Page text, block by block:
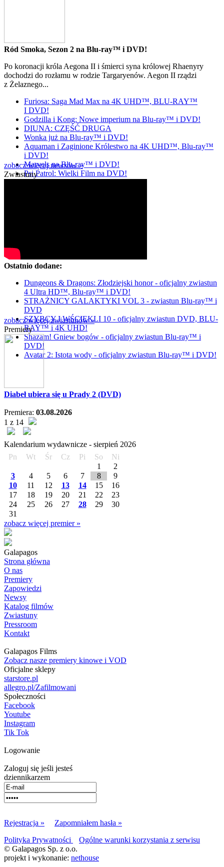
Ród Smoka, Sezon 2 na Blu-ray™ i DVD!
Po koronacji króla Aegona II i śmierci syna królowej Rhaenyry
dochodzi do rozłamu w rodzie Targaryenów. Aegon II rządzi
z Żelaznego...
Furiosa: Saga Mad Max na 4K UHD™, BLU-RAY™
I DVD!
Godzilla i Kong: Nowe imperium na Blu-ray™ i DVD!
DIUNA: CZĘŚĆ DRUGA
Wonka już na Blu-ray™ i DVD!
Aquaman i Zaginione Królestwo na 4K UHD™, Blu-ray™
i DVD!
Marvels na Blu-ray™ i DVD!
Psi Patrol: Wielki Film na DVD!
zobacz więcej newsów »
Zwiastuny
Ostatnio dodane:
Dungeons & Dragons: Złodziejski honor - oficjalny zwiastun
4 Ultra HD™, Blu-ray™ i DVD!
STRAŻNICY GALAKTYKI VOL 3 - zwiastun Blu-ray™ i
DVD
SZYBCY I WŚCIEKLI 10 - oficjalny zwiastun DVD, BLU-
RAY™ i 4K UHD!
Shazam! Gniew bogów - oficjalny zwiastun Blu-ray™ i
DVD!
Avatar 2: Istota wody - oficjalny zwiastun Blu-ray™ i DVD!
zobacz więcej zwiastunów »
Premiery
Diabeł ubiera się u Prady 2 (DVD)
Premiera: 03.08.2026
1 z 14
Kalendarium wydawnicze - sierpień 2026
Pn
Wt Śr Cz Pi So
Ni
1
2
3
4 5 6 7 8
9
10
11 12 13 14 15
16
17
18 19 20 21 22
23
24
25 26 27 28 29
30
31
zobacz więcej premier »
Galapagos
Strona główna
O nas
Premiery
Zapowiedzi
Newsy
Katalog filmów
Zwiastuny
Pressroom
Kontakt
Galapagos Films
Zobacz nasze premiery kinowe i VOD
Oficjalne sklepy
starstore.pl
allegro.pl/Zafilmowani
Społeczności
Facebook
Youtube
Instagram
Tik Tok
Logowanie
Zaloguj się jeśli jesteś
dziennikarzem
Rejestracja »
Zapomniałem hasła »
Polityka Prywatności
Ogólne warunki korzystania z serwisu
© Galapagos Sp. z o.o.
projekt i wykonanie: nethouse